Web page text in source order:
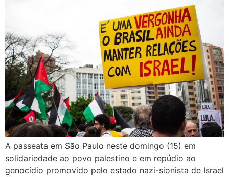
A passeata em São Paulo neste domingo (15) em
solidariedade ao povo palestino e em repúdio ao
genocídio promovido pelo estado nazi-sionista de Israel